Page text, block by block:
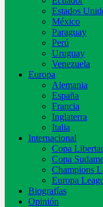
Estados
México
Paraguay
Perú
Uruguay
Venezuela
Europa
Alemania
España
Francia
Inglaterra
Italia
Internacional
Copa
Copa
Champions
Europa
Biografías
Opinión